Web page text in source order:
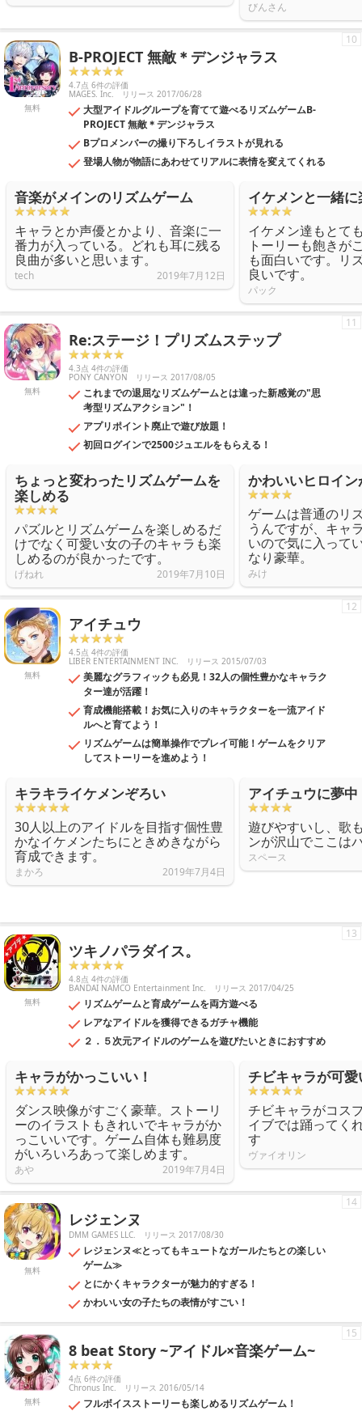
びんさん
無料
B-PROJECT 無敵＊デンジャラス
4.7点 6件の評価
MAGES. Inc. リリース 2017/06/28
大型アイドルグループを育てて遊べるリズムゲームB-
PROJECT 無敵＊デンジャラス
Bプロメンバーの撮り下ろしイラストが見れる
登場人物が物語にあわせてリアルに表情を変えてくれる
10
音楽がメインのリズムゲーム
キャラとか声優とかより、音楽に一
番力が入っている。どれも耳に残る
良曲が多いと思います。
tech 2019年7月12日
イケメンと一緒
イケメン達もとて
トーリーも飽きが
も面白いです。リ
良いです。
パック
無料
Re:ステージ！プリズムステップ
4.3点 4件の評価
PONY CANYON リリース 2017/08/05
これまでの退屈なリズムゲームとは違った新感覚の"思
考型リズムアクション"！
アプリポイント廃止で遊び放題！
初回ログインで2500ジュエルをもらえる！
11
ちょっと変わったリズムゲームを
楽しめる
パズルとリズムゲームを楽しめるだ
けでなく可愛い女の子のキャラも楽
しめるのが良かったです。
げねれ 2019年7月10日
かわいいヒロイン
ゲームは普通のリ
うんですが、キャ
いので気に入って
なり豪華。
みけ
無料
アイチュウ
4.5点 4件の評価
LIBER ENTERTAINMENT INC. リリース 2015/07/03
美麗なグラフィックも必見！32人の個性豊かなキャラク
ター達が活躍！
育成機能搭載！お気に入りのキャラクターを一流アイド
ルへと育てよう！
リズムゲームは簡単操作でプレイ可能！ゲームをクリア
してストーリーを進めよう！
12
キラキライケメンぞろい
30人以上のアイドルを目指す個性豊
かなイケメンたちにときめきながら
育成できます。
まかろ 2019年7月4日
アイチュウに夢中
遊びやすいし、歌
ンが沢山でここは
スペース
無料
ツキノパラダイス。
4.8点 4件の評価
BANDAI NAMCO Entertainment Inc. リリース 2017/04/25
リズムゲームと育成ゲームを両方遊べる
レアなアイドルを獲得できるガチャ機能
２．５次元アイドルのゲームを遊びたいときにおすすめ
13
キャラがかっこいい！
ダンス映像がすごく豪華。ストーリ
ーのイラストもきれいでキャラがか
っこいいです。ゲーム自体も難易度
がいろいろあって楽しめます。
あや 2019年7月4日
チビキャラが可愛
チビキャラがコス
イブでは踊ってく
す
ヴァイオリン
無料
レジェンヌ
DMM GAMES LLC. リリース 2017/08/30
レジェンヌ≪とってもキュートなガールたちとの楽しい
ゲーム≫
とにかくキャラクターが魅力的すぎる！
かわいい女の子たちの表情がすごい！
14
無料
8 beat Story ~アイドル×音楽ゲーム~
4点 6件の評価
Chronus Inc. リリース 2016/05/14
フルボイスストーリーも楽しめるリズムゲーム！
15